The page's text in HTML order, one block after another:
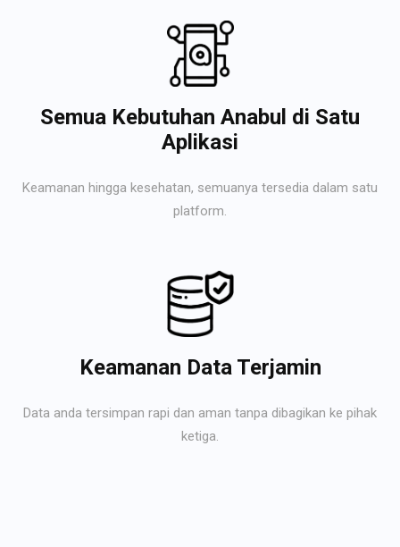
Semua Kebutuhan Anabul di Satu
Aplikasi
Keamanan hingga kesehatan, semuanya tersedia dalam satu
platform.
Keamanan Data Terjamin
Data anda tersimpan rapi dan aman tanpa dibagikan ke pihak
ketiga.